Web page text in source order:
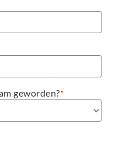
geworden?*